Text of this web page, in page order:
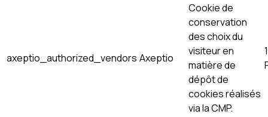
axeptio_authorized_vendors Axeptio
Cookie de
conservation
des choix du
visiteur en
matière de
dépôt de
cookies réalisés
via la CMP.